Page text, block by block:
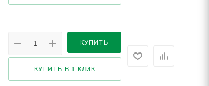
КУПИТЬ
КУПИТЬ В 1 КЛИК